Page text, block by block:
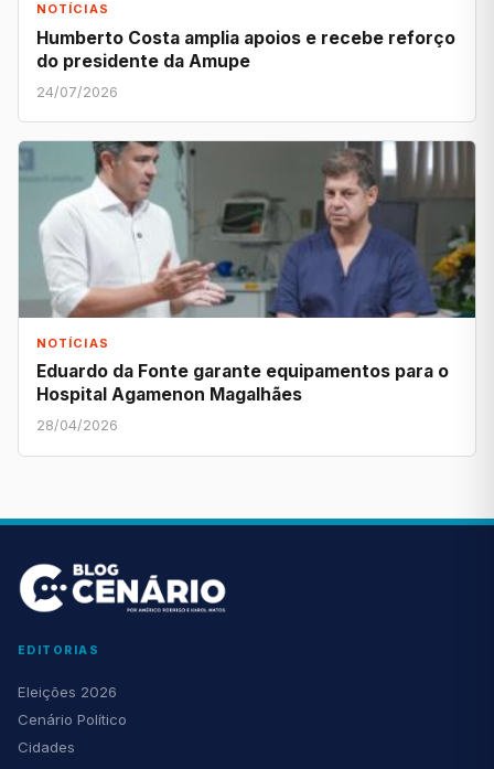
NOTÍCIAS
Humberto Costa amplia apoios e recebe reforço
do presidente da Amupe
24/07/2026
NOTÍCIAS
Eduardo da Fonte garante equipamentos para o
Hospital Agamenon Magalhães
28/04/2026
EDITORIAS
Eleições 2026
Cenário Político
Cidades